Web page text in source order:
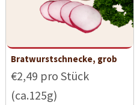
Bratwurstschnecke, grob
€2,49 pro Stück
(ca.125g)